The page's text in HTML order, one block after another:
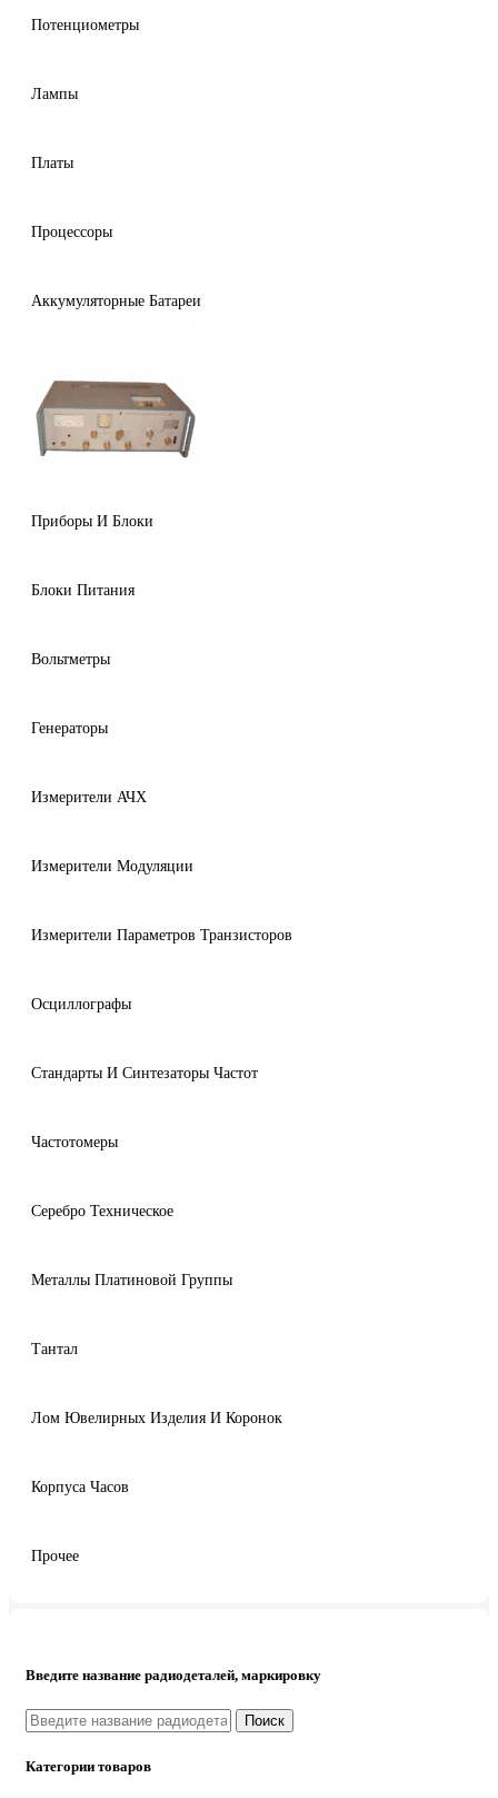
Потенциометры
Лампы
Платы
Процессоры
Аккумуляторные Батареи
Приборы И Блоки
Блоки Питания
Вольтметры
Генераторы
Измерители АЧХ
Измерители Модуляции
Измерители Параметров Транзисторов
Осциллографы
Стандарты И Синтезаторы Частот
Частотомеры
Серебро Техническое
Металлы Платиновой Группы
Тантал
Лом Ювелирных Изделия И Коронок
Корпуса Часов
Прочее
Введите название радиодеталей, маркировку
Поиск
Категории товаров